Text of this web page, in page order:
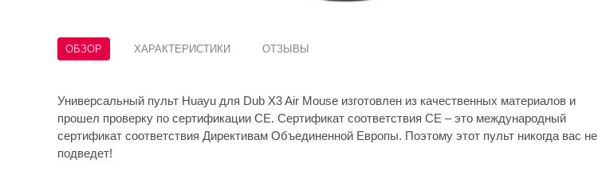
ОБЗОР ХАРАКТЕРИСТИКИ ОТЗЫВЫ
Универсальный пульт Huayu для Dub X3 Air Mouse изготовлен из качественных материалов и
прошел проверку по сертификации CE. Сертификат соответствия СЕ – это международный
сертификат соответствия Директивам Объединенной Европы. Поэтому этот пульт никогда вас не
подведет!